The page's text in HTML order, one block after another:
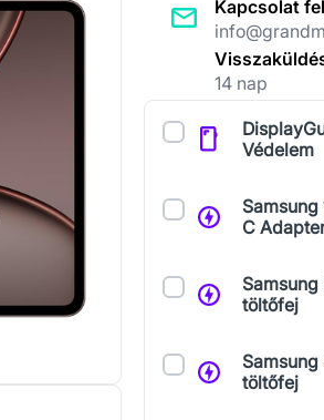
Kapcsolat
14 nap
Kiegészítők
Védelem
Samsung
C
Samsung
töltőfej
Samsung
töltőfej